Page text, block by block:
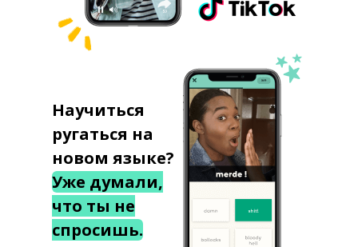
Научиться
ругаться на
новом языке?
Уже думали,
что ты не
спросишь.